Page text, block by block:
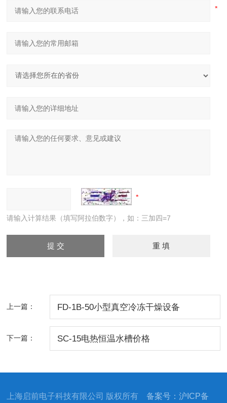
请输入计算结果（填写阿拉伯数字），如：三加四=7
上一篇： FD-1B-50小型真空冷冻干燥设备
下一篇： SC-15电热恒温水槽价格
上海启前电子科技有限公司 版权所有备案号：沪ICP备